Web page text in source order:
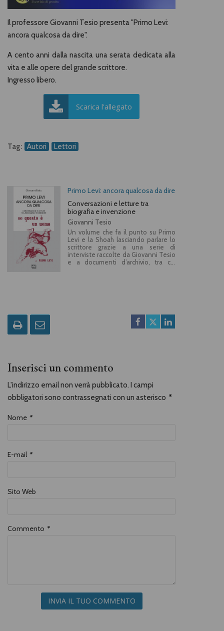
Il professore Giovanni Tesio presenta "Primo Levi:
ancora qualcosa da dire".
A cento anni dalla nascita una serata dedicata alla
vita e alle opere del grande scrittore.
Ingresso libero.
Scarica l'allegato
Tag: Autori Lettori
Primo Levi: ancora qualcosa da dire
Conversazioni e letture tra
biografia e invenzione
Giovanni Tesio
Un volume che fa il punto su Primo
Levi e la Shoah lasciando parlare lo
scrittore grazie a una serie di
interviste raccolte da Giovanni Tesio
e a documenti d’archivio, tra cui
Inserisci un commento
L'indirizzo email non verrà pubblicato. I campi
obbligatori sono contrassegnati con un asterisco *
Nome *
E-mail *
Sito Web
Commento *
INVIA IL TUO COMMENTO